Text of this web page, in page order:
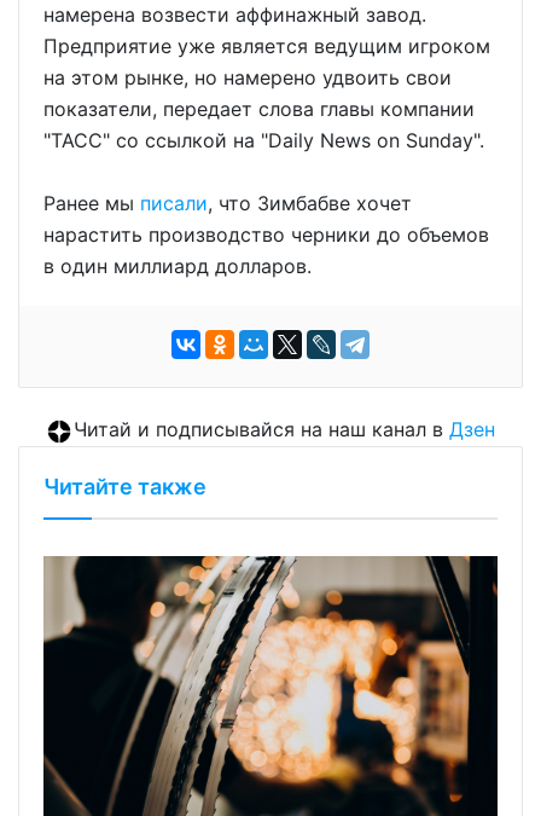
намерена возвести аффинажный завод.
Предприятие уже является ведущим игроком
на этом рынке, но намерено удвоить свои
показатели, передает слова главы компании
"ТАСС" со ссылкой на "Daily News on Sunday".
Ранее мы писали, что Зимбабве хочет
нарастить производство черники до объемов
в один миллиард долларов.
Читай и подписывайся на наш канал в Дзен
Читайте также